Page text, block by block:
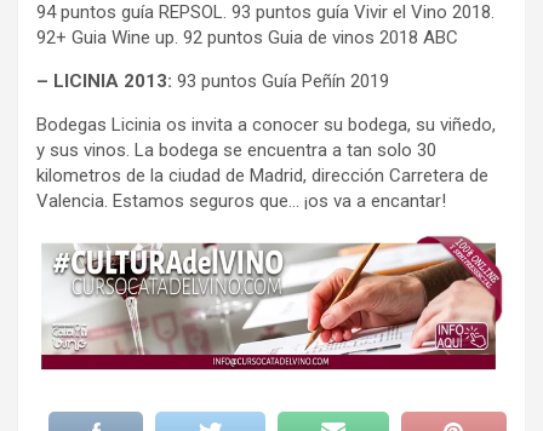
94 puntos guía REPSOL. 93 puntos guía Vivir el Vino 2018.
92+ Guia Wine up. 92 puntos Guia de vinos 2018 ABC
– LICINIA 2013: 93 puntos Guía Peñín 2019
Bodegas Licinia os invita a conocer su bodega, su viñedo,
y sus vinos. La bodega se encuentra a tan solo 30
kilometros de la ciudad de Madrid, dirección Carretera de
Valencia. Estamos seguros que… ¡os va a encantar!